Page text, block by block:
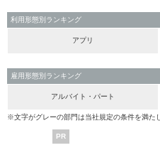
利用形態別ランキング
アプリ
雇用形態別ランキング
アルバイト・パート
※文字がグレーの部門は当社規定の条件を満た
PR